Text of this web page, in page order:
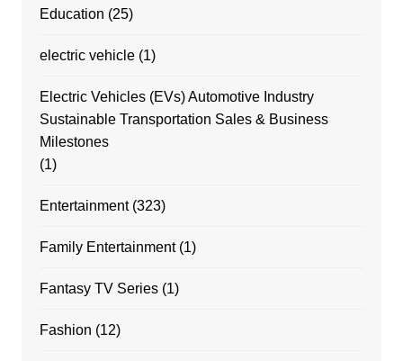
Education (25)
electric vehicle(1)
Electric Vehicles (EVs) Automotive Industry
Sustainable Transportation Sales & Business
Milestones
(1)
Entertainment(323)
Family Entertainment(1)
Fantasy TV Series(1)
Fashion (12)